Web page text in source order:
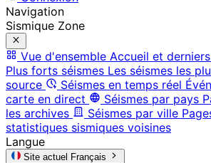
Navigation
Sismique Zone
Vue d'ensemble Accueil et
Plus forts séismes Les séismes les
source
Séismes en temps réel
carte en direct
Séismes par pays
les archives
Séismes par ville
statistiques sismiques voisines
Langue
Site actuel Français